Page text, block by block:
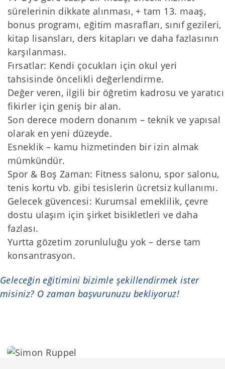
sürelerinin dikkate alınması, + tam 13. maaş,
bonus programı, eğitim masrafları, sınıf gezileri,
kitap lisansları, ders kitapları ve daha fazlasının
karşılanması.
Fırsatlar: Kendi çocukları için okul yeri
tahsisinde öncelikli değerlendirme.
Değer veren, ilgili bir öğretim kadrosu ve yaratıcı
fikirler için geniş bir alan.
Son derece modern donanım – teknik ve yapısal
olarak en yeni düzeyde.
Esneklik – kamu hizmetinden bir izin almak
mümkündür.
Spor & Boş Zaman: Fitness salonu, spor salonu,
tenis kortu vb. gibi tesislerin ücretsiz kullanımı.
Gelecek güvencesi: Kurumsal emeklilik, çevre
dostu ulaşım için şirket bisikletleri ve daha
fazlası.
Yurtta gözetim zorunluluğu yok – derse tam
konsantrasyon.
Geleceğin eğitimini bizimle şekillendirmek ister
misiniz? O zaman başvurunuzu bekliyoruz!